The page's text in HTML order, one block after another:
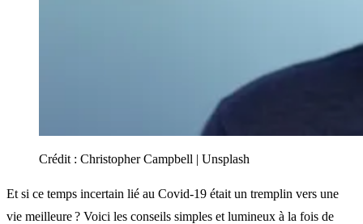
Crédit : Christopher Campbell | Unsplash
Et si ce temps incertain lié au Covid-19 était un tremplin vers une
vie meilleure ? Voici les conseils simples et lumineux à la fois de